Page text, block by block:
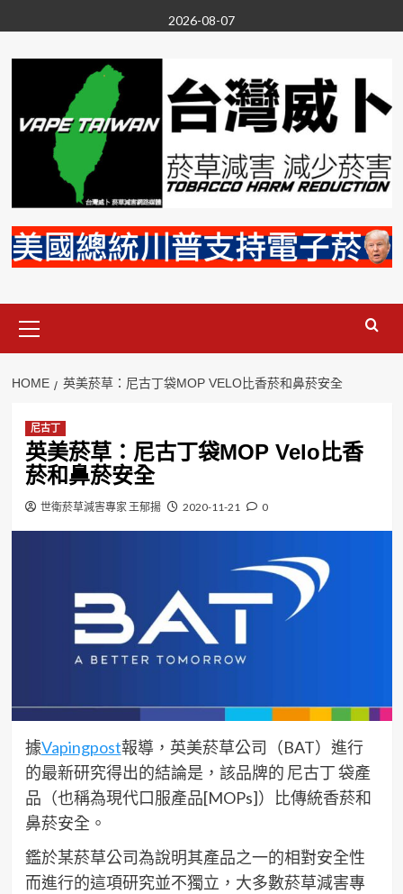
to
content
2026-08-07
Menu
HOME 英美菸草：尼古丁袋MOP VELO比香菸和鼻菸安全
尼古丁
英美菸草：尼古丁袋MOP Velo比香
菸和鼻菸安全
世衛菸草減害專家 王郁揚 2020-11-21 0
據Vapingpost報導，英美菸草公司（BAT）進行
的最新研究得出的結論是，該品牌的 尼古丁 袋產
品（也稱為現代口服產品[MOPs]）比傳統香菸和
鼻菸安全。
鑑於某菸草公司為說明其產品之一的相對安全性
而進行的這項研究並不獨立，大多數菸草減害專